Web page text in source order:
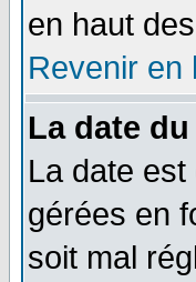
en haut
Revenir en
La date
La date
gérées en
soit mal